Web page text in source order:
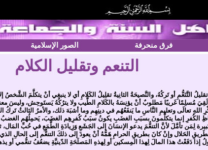
الصور الإسلامية فرق منحرفة
التنعم وتقليل الكلام
أو تَركُهُ، والنَّصيحَةُ الثانِيةُ تقلِيلُ الكَلامِ أي لا ينبغِي أنْ يتكلَّمَ الشَّخصُ
مُسلِمًا غَريبًا مَطلوبٌ أنْ يؤنِسَهُ بالكَلامِ الطَّيب ولا يترُكُهُ يَستَوحِش، وليسَ معنى
اللهِ تعالَى وتعليمِ النَّاسِ ما يَنفَعُهُم في دينِهِم وما أشبَهَ ذلك، والأمرُ
الكُفرِ إنما يتكلَّمونَ بسبَبِ الغضَبِ يكونُ سبَبُ كُفرِهِم الغضَبَ، يَحمِلُهُم الغضبُ
لِمَن تأمَّلَ لأنَّ التنعُّمَ يدعو الإنسَانَ إلى الجَشَعِ وَزِيادَةِ الطَّمَعِ في حُبِّ
الحَلال وإنْ كانَ بطريقِ الحرامِ هَمُّهُ أنْ يعودَ إلى ذلكَ التنعُّم إلى الحالِ
إذا دَفَعْتُ هذا المالَ لِهذا المِسكين أو لِهذهِ المَصلَحَةِ الدّينيَّةِ يضعُفُ تنعُّمي أو